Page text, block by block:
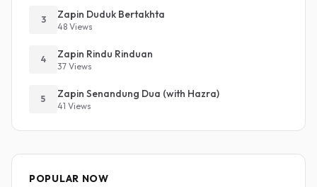
3 Zapin Duduk Bertakhta
48 Views
4 Zapin Rindu Rinduan
37 Views
5 Zapin Senandung Dua (with Hazra)
41 Views
POPULAR NOW